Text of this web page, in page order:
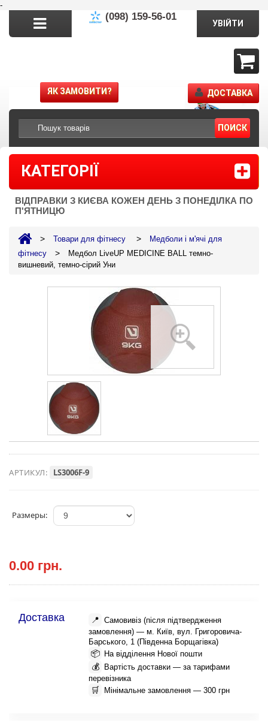
-
(098) 159-56-01
ПОИСК
УВІЙТИ
ЯК ЗАМОВИТИ? ДОСТАВКА
КАТЕГОРІЇ
ВІДПРАВКИ З КИЄВА КОЖЕН ДЕНЬ З ПОНЕДІЛКА ПО
П'ЯТНИЦЮ
> Товари для фітнесу >
Медболи і м'ячі для
фітнесу
>
Медбол LiveUP MEDICINE BALL темно-
вишневий, темно-сірий Уни
АРТИКУЛ: LS3006F-9
Размеры:
0.00 грн.
Доставка 📍 Самовивіз (після підтвердження
замовлення) — м. Київ, вул. Григоровича-
Барського, 1 (Південна Борщагівка)
📦 На відділення Нової пошти
💰
Вартість доставки — за тарифами
перевізника
🛒 Мінімальне замовлення — 300 грн